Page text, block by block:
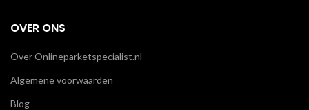
OVER ONS
Over Onlineparketspecialist.nl
Algemene voorwaarden
Blog